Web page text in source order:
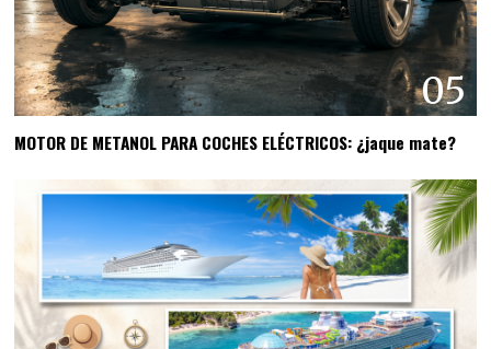
05
MOTOR DE METANOL PARA COCHES ELÉCTRICOS: ¿jaque mate?